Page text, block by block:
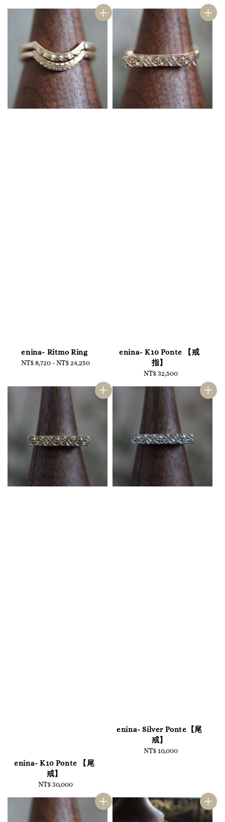
enina- Ritmo Ring
Regular
NT$ 8,720 -NT$ 24,250
enina- K10 Ponte 【戒
指】
Regular
NT$ 32,500
enina- K10 Ponte 【尾
戒】
Regular
NT$ 30,000
enina- Silver Ponte【尾
戒】
Regular
NT$ 10,000